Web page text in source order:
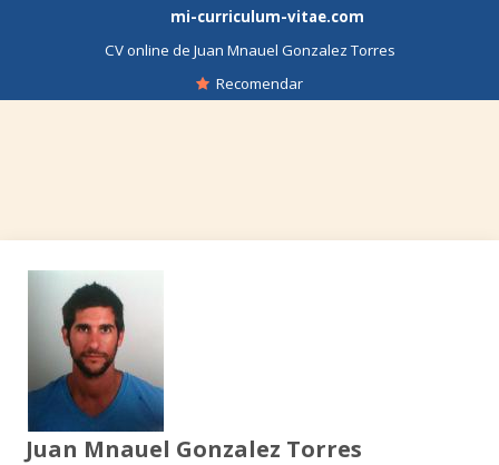
mi-curriculum-vitae.com
CV online de Juan Mnauel Gonzalez Torres
Recomendar
Juan Mnauel Gonzalez Torres